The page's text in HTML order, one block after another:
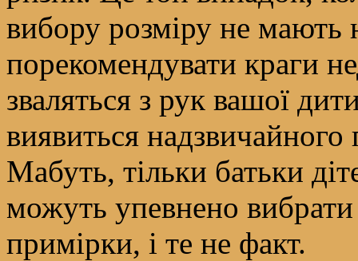
вибору розміру не мають
порекомендувати краги
зваляться з рук вашої
виявиться
Мабуть, тільки батьки
можуть упевнено вибрати
примірки, і те не факт.